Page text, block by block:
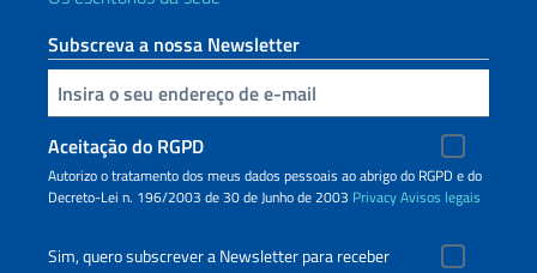
Subscreva a nossa Newsletter
Inserisci la tua email
Aceitação do RGPD
Autorizo o tratamento dos meus dados pessoais ao abrigo do RGPD e do
Decreto-Lei n. 196/2003 de 30 de Junho de 2003 PrivacyAvisos legais
Sim, quero subscrever a Newsletter para receber